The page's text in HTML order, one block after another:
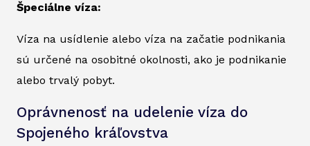
Špeciálne víza:
Víza na usídlenie alebo víza na začatie podnikania
sú určené na osobitné okolnosti, ako je podnikanie
alebo trvalý pobyt.
Oprávnenosť na udelenie víza do
Spojeného kráľovstva